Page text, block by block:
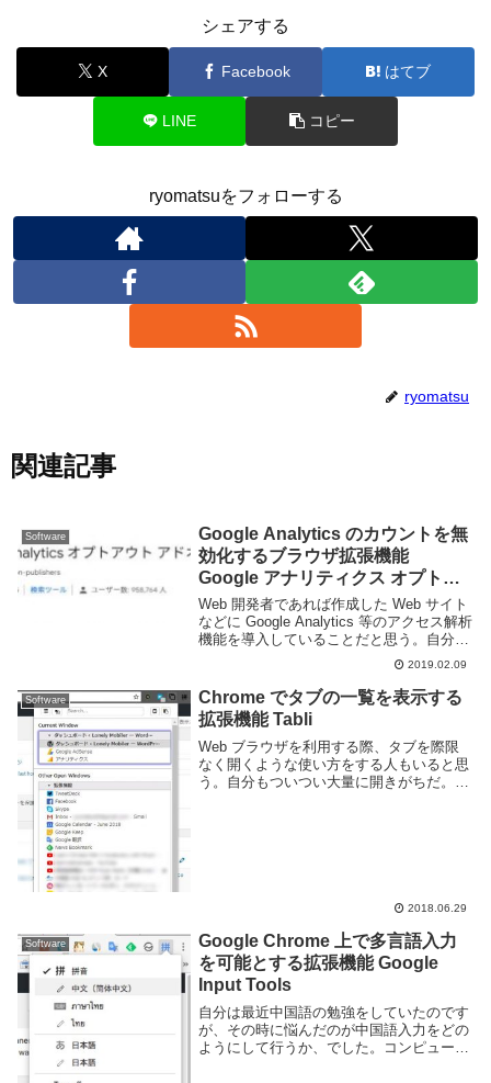
シェアする
X Facebook はてブ
LINE コピー
ryomatsuをフォローする
ryomatsu
関連記事
Software
Google Analytics のカウントを無
効化するブラウザ拡張機能
Google アナリティクス オプトア
ウト
Web 開発者であれば作成した Web サイト
などに Google Analytics 等のアクセス解析
機能を導入していることだと思う。自分の
Web サイトもほぼ全てで Google Analytics
を利用している。しかし、自分がアク...
2019.02.09
Software
Chrome でタブの一覧を表示する
拡張機能 Tabli
Web ブラウザを利用する際、タブを際限
なく開くような使い方をする人もいると思
う。自分もついつい大量に開きがちだ。し
2018.06.29
Software
Google Chrome 上で多言語入力
を可能とする拡張機能 Google
Input Tools
自分は最近中国語の勉強をしていたのです
が、その時に悩んだのが中国語入力をどの
ようにして行うか、でした。コンピュータ